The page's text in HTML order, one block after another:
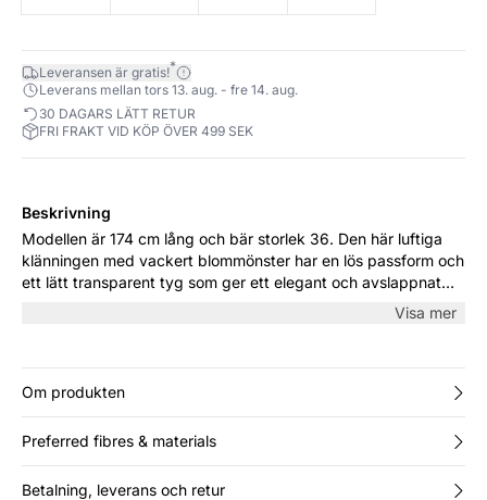
Leveransen är gratis!*
Leverans mellan tors 13. aug. - fre 14. aug.
30 DAGARS LÄTT RETUR
FRI FRAKT VID KÖP ÖVER 499 SEK
Beskrivning
Modellen är 174 cm lång och bär storlek 36. Den här luftiga
klänningen med vackert blommönster har en lös passform och
ett lätt transparent tyg som ger ett elegant och avslappnat
uttryck. Med V-ringning och trekvartsärmar är den perfekt för
varma dagar, semestern eller sommarens middagar med
Visa mer
Om produkten
Preferred fibres & materials
Betalning, leverans och retur